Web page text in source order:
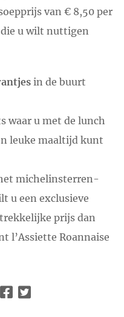
van € 8,50 per
die u wilt nuttigen
in de buurt
waar u met de lunch
leuke maaltijd kunt
michelinsterren-
u een exclusieve
prijs dan
l’Assiette Roannaise